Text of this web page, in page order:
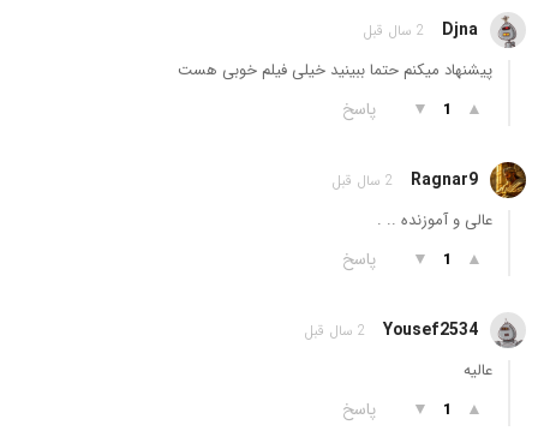
Djna 2 سال قبل
پیشنهاد میکنم حتما ببینید خیلی فیلم خوبی هست
▲
1
▼ پاسخ
Ragnar9 2 سال قبل
عالی و آموزنده .. .
▲
1
▼ پاسخ
Yousef2534 2 سال قبل
عالیه
▲
1
▼ پاسخ